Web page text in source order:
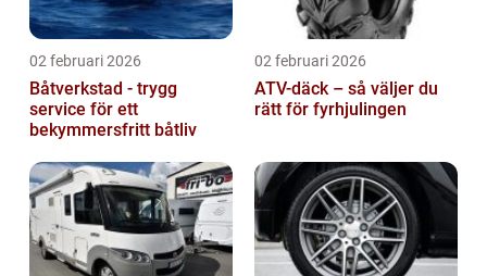
02 februari 2026
Båtverkstad - trygg
service för ett
bekymmersfritt båtliv
02 februari 2026
ATV-däck – så väljer du
rätt för fyrhjulingen